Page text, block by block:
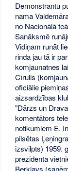
Demonstrantu
nama
no Nacionālā
Sanāksmē
Vidiņam runāt
rinda jau tā ir
komjaunatnes
Cīrulis
oficiālie
aizsardzības
"Dārzs un
komentātors
notikumiem E.
pilsētas
izsvilpts) 1959.
prezidenta
Berklavs